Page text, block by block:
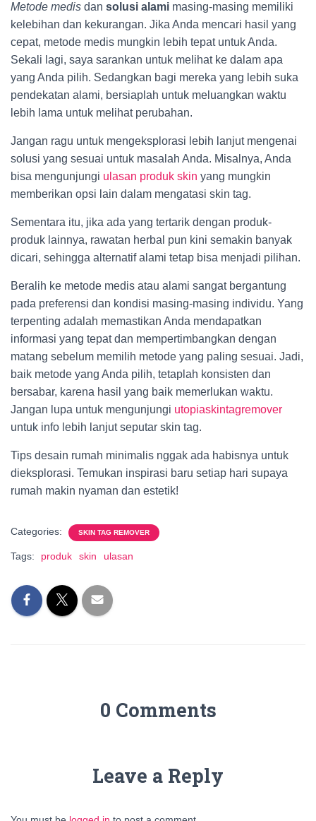
Metode medis dan solusi alami masing-masing memiliki
kelebihan dan kekurangan. Jika Anda mencari hasil yang
cepat, metode medis mungkin lebih tepat untuk Anda.
Sekali lagi, saya sarankan untuk melihat ke dalam apa
yang Anda pilih. Sedangkan bagi mereka yang lebih suka
pendekatan alami, bersiaplah untuk meluangkan waktu
lebih lama untuk melihat perubahan.
Jangan ragu untuk mengeksplorasi lebih lanjut mengenai
solusi yang sesuai untuk masalah Anda. Misalnya, Anda
bisa mengunjungi ulasan produk skin yang mungkin
memberikan opsi lain dalam mengatasi skin tag.
Sementara itu, jika ada yang tertarik dengan produk-
produk lainnya, rawatan herbal pun kini semakin banyak
dicari, sehingga alternatif alami tetap bisa menjadi pilihan.
Beralih ke metode medis atau alami sangat bergantung
pada preferensi dan kondisi masing-masing individu. Yang
terpenting adalah memastikan Anda mendapatkan
informasi yang tepat dan mempertimbangkan dengan
matang sebelum memilih metode yang paling sesuai. Jadi,
baik metode yang Anda pilih, tetaplah konsisten dan
bersabar, karena hasil yang baik memerlukan waktu.
Jangan lupa untuk mengunjungi utopiaskintagremover
untuk info lebih lanjut seputar skin tag.
Tips desain rumah minimalis nggak ada habisnya untuk
dieksplorasi. Temukan inspirasi baru setiap hari supaya
rumah makin nyaman dan estetik!
Categories: SKIN TAG REMOVER
Tags: produk skin ulasan
0 Comments
Leave a Reply